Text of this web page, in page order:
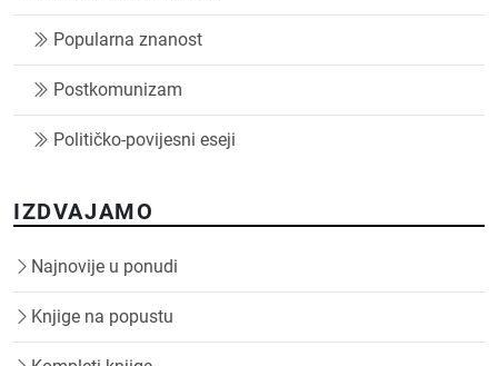
Popularna znanost
Postkomunizam
Političko-povijesni eseji
IZDVAJAMO
Najnovije u ponudi
Knjige na popustu